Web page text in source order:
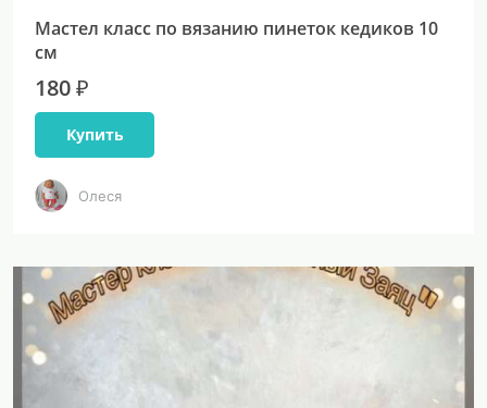
Мастел класс по вязанию пинеток кедиков 10
см
180 ₽
Купить
Олеся